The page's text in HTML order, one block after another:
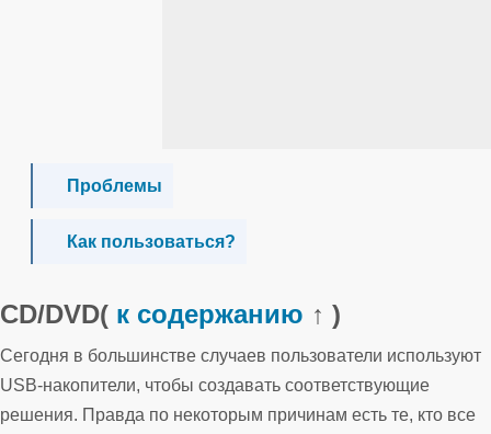
Проблемы
Как пользоваться?
CD/DVD( к содержанию ↑ )
Сегодня в большинстве случаев пользователи используют
USB-накопители, чтобы создавать соответствующие
решения. Правда по некоторым причинам есть те, кто все